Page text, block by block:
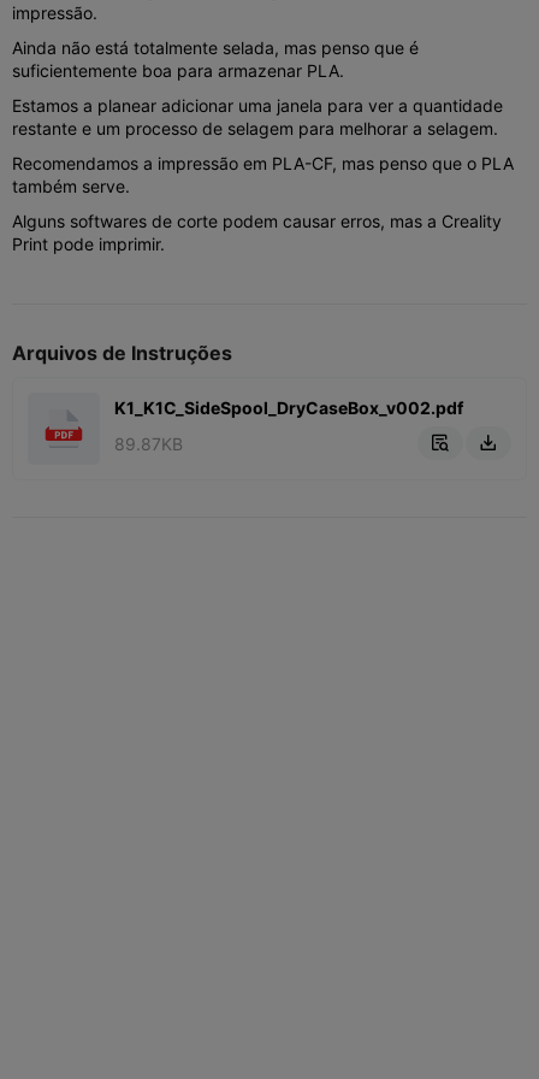
impressão.
Ainda não está totalmente selada, mas penso que é
suficientemente boa para armazenar PLA.
Estamos a planear adicionar uma janela para ver a quantidade
restante e um processo de selagem para melhorar a selagem.
Recomendamos a impressão em PLA-CF, mas penso que o PLA
também serve.
Alguns softwares de corte podem causar erros, mas a Creality
Print pode imprimir.
Arquivos de Instruções
K1_K1C_SideSpool_DryCaseBox_v002.pdf
89.87KB
 